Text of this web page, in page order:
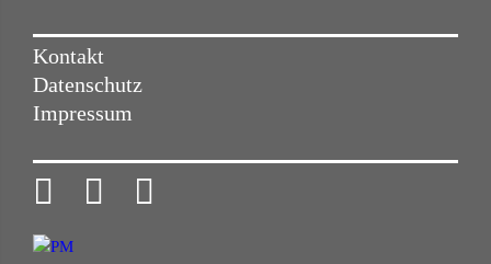
Kontakt
Datenschutz
Impressum
  